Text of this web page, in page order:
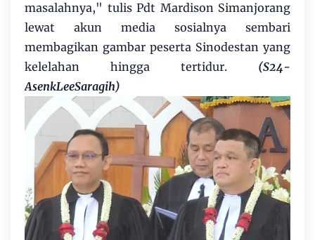
masalahnya," tulis Pdt Mardison Simanjorang
lewat akun media sosialnya sembari
membagikan gambar peserta Sinodestan yang
kelelahan hingga tertidur. (S24-
AsenkLeeSaragih)